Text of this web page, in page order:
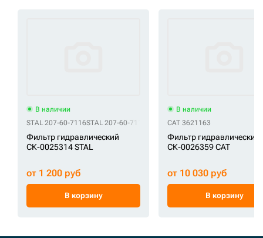
В наличии
STAL 207-60-7116STAL 207-60-71180 STAL 207-60-71181
Фильтр гидравлический
СК-0025314 STAL
от 1 200 руб
В корзину
В наличии
CAT 3621163
Фильтр гидравлический
СК-0026359 CAT
от 10 030 руб
В корзину